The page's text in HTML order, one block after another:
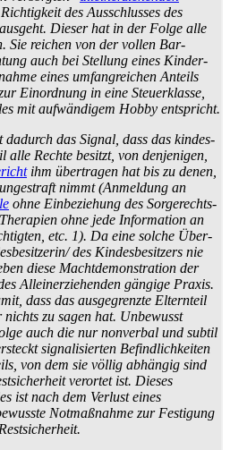
des Ausschlusses des
Dieser hat in der Folge alle
Sie reichen von der vollen Bar-
auch bei Stellung eines Kinder­
eines umfangreichen Anteils
Einordnung in eine Steuerklasse,
mit aufwändigem Hobby entspricht.
dadurch das Signal, dass das kindes­
alle Rechte besitzt, von denjenigen,
ihm übertragen hat bis zu denen,
nimmt (Anmeldung an
ohne Einbeziehung des Sorgerechts­
ohne jede Information an
etc. 1). Da eine solche Über­
des Kindes­besitzers nie
diese Macht­demonstration der
Allein­erziehenden gängige Praxis.
dass das ausgegrenzte Elternteil
zu sagen hat. Unbewusst
auch die nur nonverbal und subtil
signalisierten Befindlichkeiten
von dem sie völlig abhängig sind
verortet ist. Dieses
ist nach dem Verlust eines
Notmaßnahme zur Festigung